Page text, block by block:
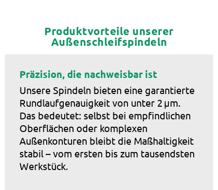
Produktvorteile unserer
Außenschleifspindeln
Präzision, die nachweisbar ist
Unsere Spindeln bieten eine garantierte
Rundlaufgenauigkeit von unter 2 µm.
Das bedeutet: selbst bei empfindlichen
Oberflächen oder komplexen
Außenkonturen bleibt die Maßhaltigkeit
stabil – vom ersten bis zum tausendsten
Werkstück.